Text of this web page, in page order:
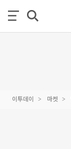
이투데이 마켓